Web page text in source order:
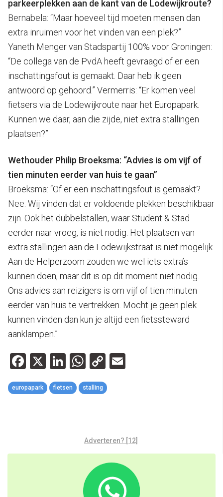
parkeerplekken aan de kant van de Lodewijkroute?
Bernabela: “Maar hoeveel tijd moeten mensen dan
extra inruimen voor het vinden van een plek?”
Yaneth Menger van Stadspartij 100% voor Groningen:
“De collega van de PvdA heeft gevraagd of er een
inschattingsfout is gemaakt. Daar heb ik geen
antwoord op gehoord.” Vermerris: “Er komen veel
fietsers via de Lodewijkroute naar het Europapark.
Kunnen we daar, aan die zijde, niet extra stallingen
plaatsen?”
Wethouder Philip Broeksma: “Advies is om vijf of
tien minuten eerder van huis te gaan”
Broeksma: “Of er een inschattingsfout is gemaakt?
Nee. Wij vinden dat er voldoende plekken beschikbaar
zijn. Ook het dubbelstallen, waar Student & Stad
eerder naar vroeg, is niet nodig. Het plaatsen van
extra stallingen aan de Lodewijkstraat is niet mogelijk.
Aan de Helperzoom zouden we wel iets extra’s
kunnen doen, maar dit is op dit moment niet nodig.
Ons advies aan reizigers is om vijf of tien minuten
eerder van huis te vertrekken. Mocht je geen plek
kunnen vinden dan kun je altijd een fietssteward
aanklampen.”
Facebook
X LinkedIn
WhatsApp
Copy
europapark fietsen stalling
Adverteren? [12]